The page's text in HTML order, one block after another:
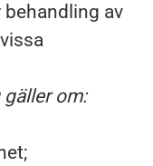
behandling av
om: